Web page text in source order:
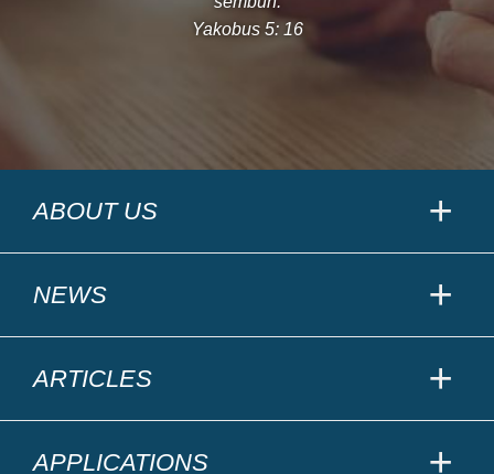
Yakobus 5: 16
ABOUT US
NEWS
ARTICLES
APPLICATIONS